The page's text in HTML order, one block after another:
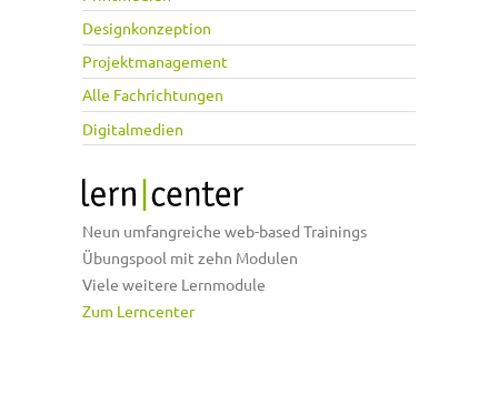
Designkonzeption
Projektmanagement
Alle Fachrichtungen
Digitalmedien
Neun umfangreiche web-based Trainings
Übungspool mit zehn Modulen
Viele weitere Lernmodule
Zum Lerncenter